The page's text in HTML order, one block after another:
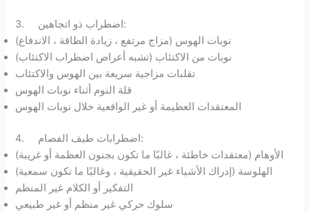
3. اضطراب ذو اتجاهين:
نوبات الهوس (مزاج مرتفع ، زيادة الطاقة ، الاندفاع)
نوبات من الاكتئاب (تشبه أعراض اضطراب الاكتئاب)
تقلبات مزاجية سريعة بين الهوس والاكتئاب
قلة النوم أثناء نوبات الهوس
المعتقدات العظيمة أو غير الواقعية خلال نوبات الهوس
4. اضطرابات طيف الفصام:
الأوهام (معتقدات خاطئة ، غالبًا ما تكون بجنون العظمة أو غريبة)
الهلوسة (إدراك الأشياء غير الحقيقية ، وغالبًا ما تكون سمعية)
التفكير أو الكلام غير المنظم
سلوك حركي غير منظم أو غير طبيعي